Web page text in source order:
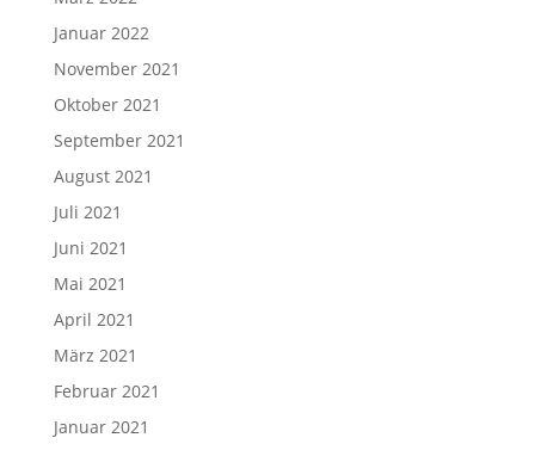
Januar 2022
November 2021
Oktober 2021
September 2021
August 2021
Juli 2021
Juni 2021
Mai 2021
April 2021
März 2021
Februar 2021
Januar 2021